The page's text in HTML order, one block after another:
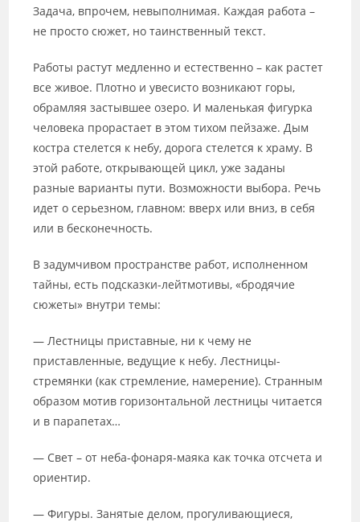
Задача, впрочем, невыполнимая. Каждая работа –
не просто сюжет, но таинственный текст.
Работы растут медленно и естественно – как растет
все живое. Плотно и увесисто возникают горы,
обрамляя застывшее озеро. И маленькая фигурка
человека прорастает в этом тихом пейзаже. Дым
костра стелется к небу, дорога стелется к храму. В
этой работе, открывающей цикл, уже заданы
разные варианты пути. Возможности выбора. Речь
идет о серьезном, главном: вверх или вниз, в себя
или в бесконечность.
В задумчивом пространстве работ, исполненном
тайны, есть подсказки-лейтмотивы, «бродячие
сюжеты» внутри темы:
— Лестницы приставные, ни к чему не
приставленные, ведущие к небу. Лестницы-
стремянки (как стремление, намерение). Странным
образом мотив горизонтальной лестницы читается
и в парапетах…
— Свет – от неба-фонаря-маяка как точка отсчета и
ориентир.
— Фигуры. Занятые делом, прогуливающиеся,